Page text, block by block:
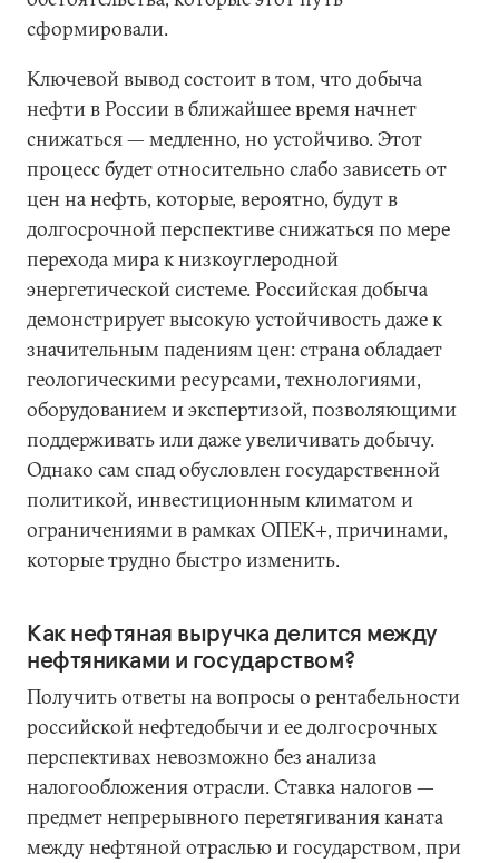
сформировали.
Ключевой вывод состоит в том, что добыча
нефти в России в ближайшее время начнет
снижаться — медленно, но устойчиво. Этот
процесс будет относительно слабо зависеть от
цен на нефть, которые, вероятно, будут в
долгосрочной перспективе снижаться по мере
перехода мира к низкоуглеродной
энергетической системе. Российская добыча
демонстрирует высокую устойчивость даже к
значительным падениям цен: страна обладает
геологическими ресурсами, технологиями,
оборудованием и экспертизой, позволяющими
поддерживать или даже увеличивать добычу.
Однако сам спад обусловлен государственной
политикой, инвестиционным климатом и
ограничениями в рамках ОПЕК+, причинами,
которые трудно быстро изменить.
Как нефтяная выручка делится между
нефтяниками и государством?
Получить ответы на вопросы о рентабельности
российской нефтедобычи и ее долгосрочных
перспективах невозможно без анализа
налогообложения отрасли. Ставка налогов —
предмет непрерывного перетягивания каната
между нефтяной отраслью и государством, при